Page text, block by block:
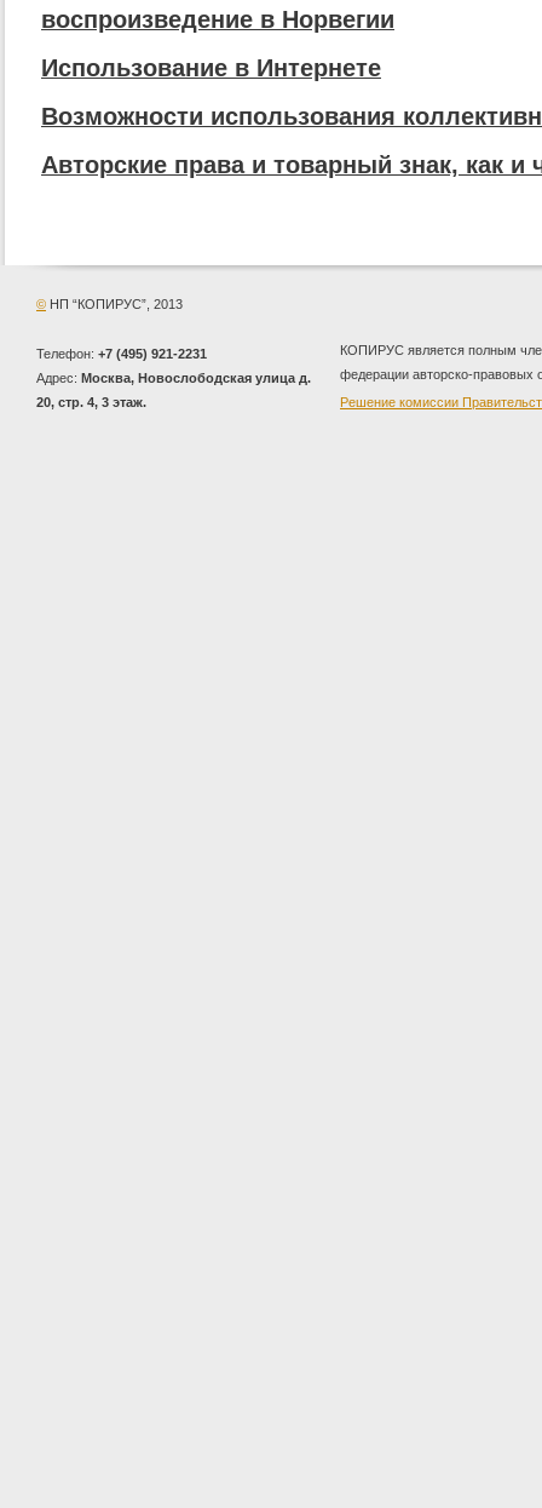
воспроизведение в Норвегии
Использование в Интернете
Возможности использования
Авторские права и товарный знак, как и
© НП “КОПИРУС” , 2013
Телефон: +7 (495) 921-2231
Адрес: Москва, Новослободская улица д.
20, стр. 4, 3 этаж.
КОПИРУС является полным
федерации авторско-правовых
Решение комиссии